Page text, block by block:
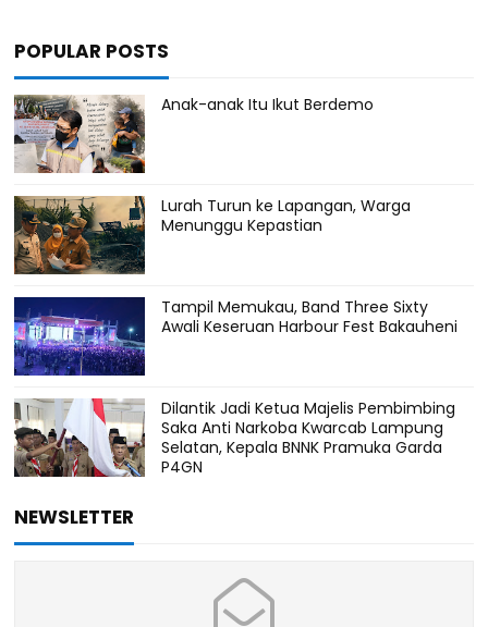
POPULAR POSTS
Anak-anak Itu Ikut Berdemo
Lurah Turun ke Lapangan, Warga
Menunggu Kepastian
Tampil Memukau, Band Three Sixty
Awali Keseruan Harbour Fest Bakauheni
Dilantik Jadi Ketua Majelis Pembimbing
Saka Anti Narkoba Kwarcab Lampung
Selatan, Kepala BNNK Pramuka Garda
P4GN
NEWSLETTER